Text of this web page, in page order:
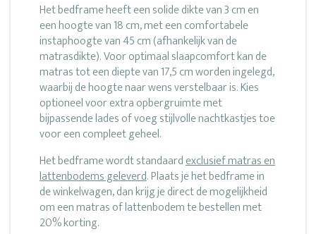
Het bedframe heeft een solide dikte van 3 cm en
een hoogte van 18 cm, met een comfortabele
instaphoogte van 45 cm (afhankelijk van de
matrasdikte). Voor optimaal slaapcomfort kan de
matras tot een diepte van 17,5 cm worden ingelegd,
waarbij de hoogte naar wens verstelbaar is. Kies
optioneel voor extra opbergruimte met
bijpassende lades of voeg stijlvolle nachtkastjes toe
voor een compleet geheel.
Het bedframe wordt standaardexclusief matras en
lattenbodems geleverd. Plaats je het bedframe in
de winkelwagen, dan krijg je direct de mogelijkheid
om een matras of lattenbodem te bestellen met
20% korting.